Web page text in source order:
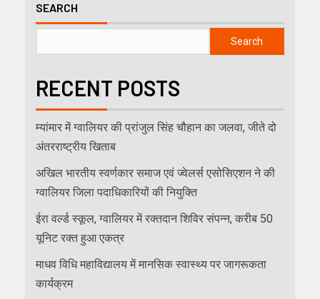
SEARCH
Search
RECENT POSTS
म्यांमार में ग्वालियर की प्रांजुल सिंह चौहान का जलवा, जीते दो
अंतरराष्ट्रीय खिताब
अखिल भारतीय स्वर्णकार समाज एवं ज्वेलर्स एसोसिएशन ने की
ग्वालियर जिला पदाधिकारियों की नियुक्ति
ईरा वर्ल्ड स्कूल, ग्वालियर में रक्तदान शिविर संपन्न, करीब 50
यूनिट रक्त हुआ एकत्र
माधव विधि महाविद्यालय में मानसिक स्वास्थ्य पर जागरूकता
कार्यक्रम